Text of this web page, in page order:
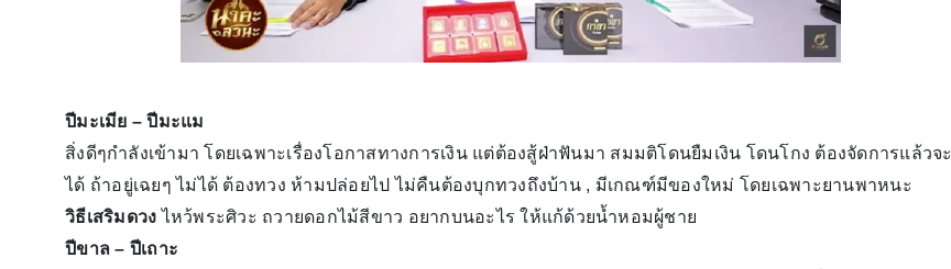
ปีมะเมีย – ปีมะแม
สิ่งดีๆกำลังเข้ามา โดยเฉพาะเรื่องโอกาสทางการเงิน แต่ต้องสู้ฝ่าฟันมา สมมติโดนยืมเงิน โดนโกง ต้องจัดการแล้วจะ
ได้ ถ้าอยู่เฉยๆ ไม่ได้ ต้องทวง ห้ามปล่อยไป ไม่คืนต้องบุกทวงถึงบ้าน , มีเกณฑ์มีของใหม่ โดยเฉพาะยานพาหนะ
วิธีเสริมดวงไหว้พระศิวะ ถวายดอกไม้สีขาว อยากบนอะไร ให้แก้ด้วยน้ำหอมผู้ชาย
ปีขาล – ปีเถาะ